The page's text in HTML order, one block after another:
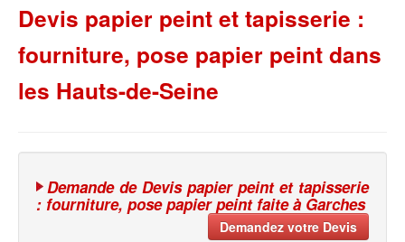
Devis papier peint et tapisserie :
fourniture, pose papier peint dans
les Hauts-de-Seine
Demande de Devis papier peint et tapisserie
: fourniture, pose papier peint faite à Garches
Demandez votre Devis